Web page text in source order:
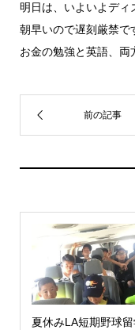
明日は、いよいよディ
朝早いので遅刻厳禁で
お金の勉強と英語、両
夏休みLA短期野球留